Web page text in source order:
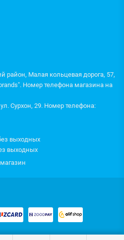
район, Малая кольцевая дорога, 57,
Номер телефона магазина на
Сурхон, 29. Номер телефона:
выходных
выходных